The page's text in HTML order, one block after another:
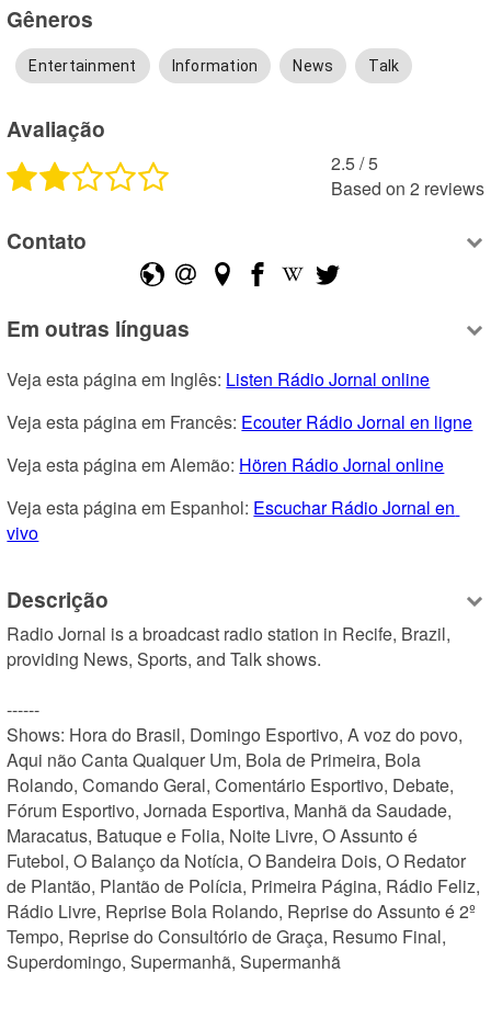
Gêneros
Entertainment Information News Talk
Avaliação
2.5 /5
Based on 2 reviews
Contato
Em outras línguas
Veja esta página em Inglês: Listen Rádio Jornal online
Veja esta página em Francês: Ecouter Rádio Jornal en ligne
Veja esta página em Alemão: Hören Rádio Jornal online
Veja esta página em Espanhol: Escuchar Rádio Jornal en
vivo
Descrição
Radio Jornal is a broadcast radio station in Recife, Brazil,
providing News, Sports, and Talk shows.
------
Shows: Hora do Brasil, Domingo Esportivo, A voz do povo,
Aqui não Canta Qualquer Um, Bola de Primeira, Bola
Rolando, Comando Geral, Comentário Esportivo, Debate,
Fórum Esportivo, Jornada Esportiva, Manhã da Saudade,
Maracatus, Batuque e Folia, Noite Livre, O Assunto é
Futebol, O Balanço da Notícia, O Bandeira Dois, O Redator
de Plantão, Plantão de Polícia, Primeira Página, Rádio Feliz,
Rádio Livre, Reprise Bola Rolando, Reprise do Assunto é 2º
Tempo, Reprise do Consultório de Graça, Resumo Final,
Superdomingo, Supermanhã, Supermanhã